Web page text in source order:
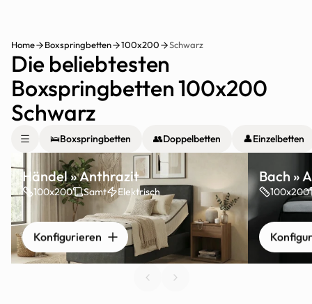
Home Boxspringbetten 100x200 Schwarz
Die beliebtesten
Boxspringbetten 100x200
Schwarz
🛌Boxspringbetten 👥Doppelbetten 👤Einzelbetten
Händel » Anthrazit
100x200 Samt Elektrisch
Konfigurieren
Bach »
100x200